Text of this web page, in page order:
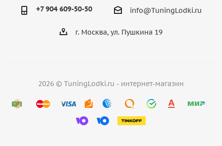
+7 904 609-50-50 info@TuningLodki.ru
г. Москва, ул. Пушкина 19
2026 © TuningLodki.ru - интернет-магазин